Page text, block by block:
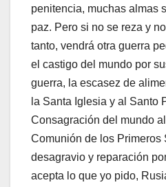
penitencia, muchas almas
paz. Pero si no se reza y
tanto, vendrá otra guerra
el castigo del mundo por
guerra, la escasez de
la Santa Iglesia y al Santo
Consagración del mundo
Comunión de los Primeros
desagravio y reparación
acepta lo que yo pido,